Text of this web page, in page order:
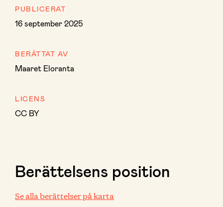
PUBLICERAT
16 september 2025
BERÄTTAT AV
Maaret Eloranta
LICENS
CC BY
Berättelsens position
Se alla berättelser på karta